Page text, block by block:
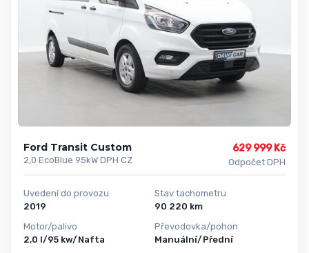
Ford Transit Custom
2,0 EcoBlue 95kW DPH CZ
629 999 Kč
Odpočet DPH
Uvedení do provozu
2019
Motor/palivo
2,0 l/95 kw/Nafta
Stav tachometru
90 220 km
Převodovka/pohon
Manuální/Přední